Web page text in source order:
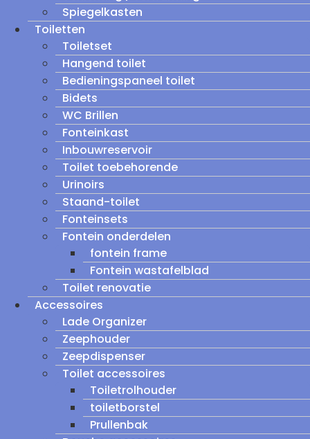
Spiegelkasten
Toiletten
Toiletset
Hangend toilet
Bedieningspaneel toilet
Bidets
WC Brillen
Fonteinkast
Inbouwreservoir
Toilet toebehorende
Urinoirs
Staand-toilet
Fonteinsets
Fontein onderdelen
fontein frame
Fontein wastafelblad
Toilet renovatie
Accessoires
Lade Organizer
Zeephouder
Zeepdispenser
Toilet accessoires
Toiletrolhouder
toiletborstel
Prullenbak